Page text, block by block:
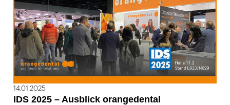
14.01.2025
IDS 2025 – Ausblick orangedental